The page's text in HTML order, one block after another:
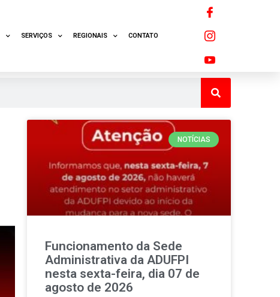
SERVIÇOS REGIONAIS CONTATO
NOTÍCIAS
Funcionamento da Sede
Administrativa da ADUFPI
nesta sexta-feira, dia 07 de
agosto de 2026